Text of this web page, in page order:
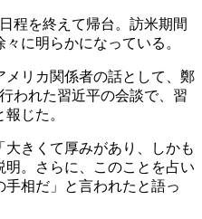
程を終えて帰台。訪米期間
に明らかになっている。
リカ関係者の話として、鄭
われた習近平の会談で、習
じた。
きくて厚みがあり、しかも
。さらに、このことを占い
相だ」と言われたと語っ